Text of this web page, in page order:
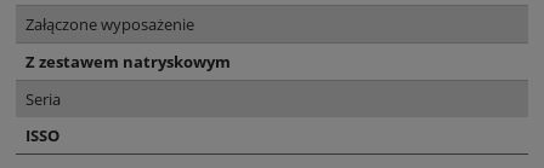
Załączone wyposażenie
Z zestawem natryskowym
Seria
ISSO